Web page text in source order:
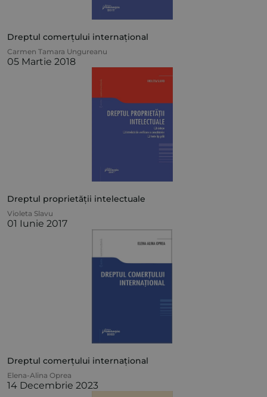
Dreptul comerțului internațional
Carmen Tamara Ungureanu
05 Martie 2018
Dreptul proprietății intelectuale
Violeta Slavu
01 Iunie 2017
Dreptul comerțului internațional
Elena-Alina Oprea
14 Decembrie 2023